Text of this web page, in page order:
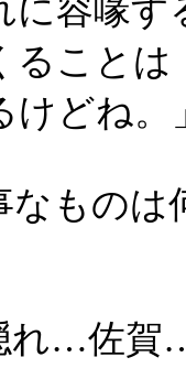
に容喙
ることは
けどね。
ものは
…佐賀